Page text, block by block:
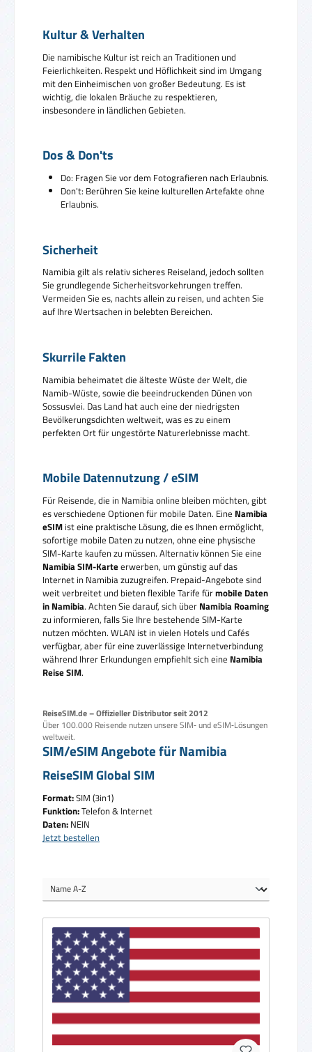
Kultur & Verhalten
Die namibische Kultur ist reich an Traditionen und
Feierlichkeiten. Respekt und Höflichkeit sind im Umgang
mit den Einheimischen von großer Bedeutung. Es ist
wichtig, die lokalen Bräuche zu respektieren,
insbesondere in ländlichen Gebieten.
Dos & Don'ts
Do: Fragen Sie vor dem Fotografieren nach Erlaubnis.
Don't: Berühren Sie keine kulturellen Artefakte ohne
Erlaubnis.
Sicherheit
Namibia gilt als relativ sicheres Reiseland, jedoch sollten
Sie grundlegende Sicherheitsvorkehrungen treffen.
Vermeiden Sie es, nachts allein zu reisen, und achten Sie
auf Ihre Wertsachen in belebten Bereichen.
Skurrile Fakten
Namibia beheimatet die älteste Wüste der Welt, die
Namib-Wüste, sowie die beeindruckenden Dünen von
Sossusvlei. Das Land hat auch eine der niedrigsten
Bevölkerungsdichten weltweit, was es zu einem
perfekten Ort für ungestörte Naturerlebnisse macht.
Mobile Datennutzung / eSIM
Für Reisende, die in Namibia online bleiben möchten, gibt
es verschiedene Optionen für mobile Daten. Eine Namibia
eSIM ist eine praktische Lösung, die es Ihnen ermöglicht,
sofortige mobile Daten zu nutzen, ohne eine physische
SIM-Karte kaufen zu müssen. Alternativ können Sie eine
Namibia SIM-Karteerwerben, um günstig auf das
Internet in Namibia zuzugreifen. Prepaid-Angebote sind
weit verbreitet und bieten flexible Tarife fürmobile Daten
in Namibia. Achten Sie darauf, sich über Namibia Roaming
zu informieren, falls Sie Ihre bestehende SIM-Karte
nutzen möchten. WLAN ist in vielen Hotels und Cafés
verfügbar, aber für eine zuverlässige Internetverbindung
während Ihrer Erkundungen empfiehlt sich eine Namibia
Reise SIM.
ReiseSIM.de – Offizieller Distributor seit 2012
Über 100.000 Reisende nutzen unsere SIM‑ und eSIM‑Lösungen
weltweit.
SIM/eSIM Angebote für Namibia
ReiseSIM Global SIM
Format:SIM (3in1)
Funktion:Telefon & Internet
Daten: NEIN
Jetzt bestellen